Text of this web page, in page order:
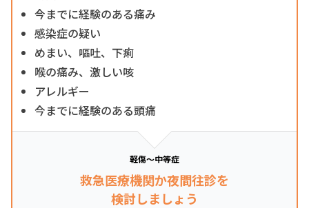
今までに経験のある痛み
感染症の疑い
めまい、嘔吐、下痢
喉の痛み、激しい咳
アレルギー
今までに経験のある頭痛
軽傷～中等症
救急医療機関か夜間往診を
検討しましょう